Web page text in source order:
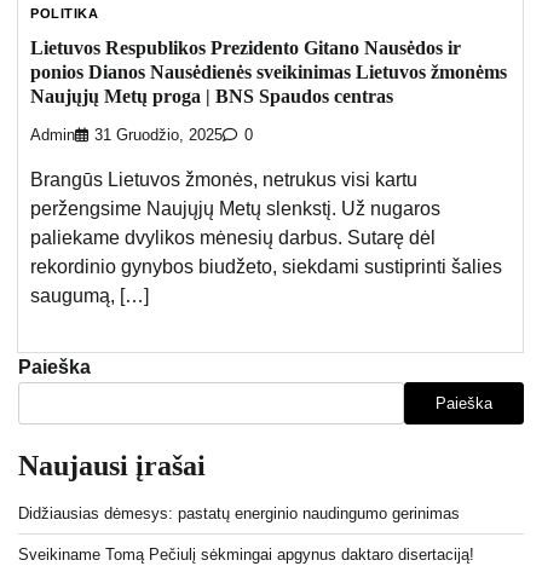
POLITIKA
Lietuvos Respublikos Prezidento Gitano Nausėdos ir
ponios Dianos Nausėdienės sveikinimas Lietuvos žmonėms
Naujųjų Metų proga | BNS Spaudos centras
Admin 31 Gruodžio, 2025 0
Brangūs Lietuvos žmonės, netrukus visi kartu
peržengsime Naujųjų Metų slenkstį. Už nugaros
paliekame dvylikos mėnesių darbus. Sutarę dėl
rekordinio gynybos biudžeto, siekdami sustiprinti šalies
saugumą, […]
Paieška
Paieška
Naujausi įrašai
Didžiausias dėmesys: pastatų energinio naudingumo gerinimas
Sveikiname Tomą Pečiulį sėkmingai apgynus daktaro disertaciją!